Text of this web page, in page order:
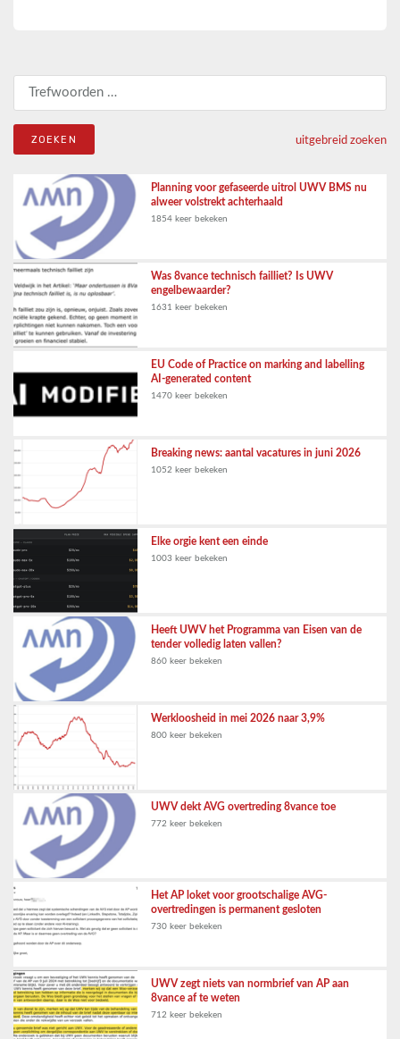
Zoeken naar:
uitgebreid zoeken
Planning voor gefaseerde uitrol UWV BMS nu
alweer volstrekt achterhaald
1854 keer bekeken
Was 8vance technisch failliet? Is UWV
engelbewaarder?
1631 keer bekeken
EU Code of Practice on marking and labelling
AI-generated content
1470 keer bekeken
Breaking news: aantal vacatures in juni 2026
1052 keer bekeken
Elke orgie kent een einde
1003 keer bekeken
Heeft UWV het Programma van Eisen van de
tender volledig laten vallen?
860 keer bekeken
Werkloosheid in mei 2026 naar 3,9%
800 keer bekeken
UWV dekt AVG overtreding 8vance toe
772 keer bekeken
Het AP loket voor grootschalige AVG-
overtredingen is permanent gesloten
730 keer bekeken
UWV zegt niets van normbrief van AP aan
8vance af te weten
712 keer bekeken